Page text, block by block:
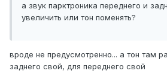
а звук парктроника переднего и
увеличить или тон поменять?
вроде не предусмотренно... а тон там
заднего свой, для переднего свой